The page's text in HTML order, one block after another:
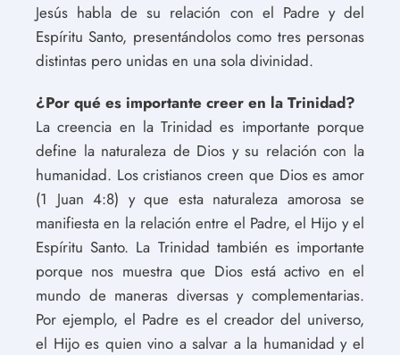
Jesús habla de su relación con el Padre y del
Espíritu Santo, presentándolos como tres personas
distintas pero unidas en una sola divinidad.
¿Por qué es importante creer en la Trinidad?
La creencia en la Trinidad es importante porque
define la naturaleza de Dios y su relación con la
humanidad. Los cristianos creen que Dios es amor
(1 Juan 4:8) y que esta naturaleza amorosa se
manifiesta en la relación entre el Padre, el Hijo y el
Espíritu Santo. La Trinidad también es importante
porque nos muestra que Dios está activo en el
mundo de maneras diversas y complementarias.
Por ejemplo, el Padre es el creador del universo,
el Hijo es quien vino a salvar a la humanidad y el